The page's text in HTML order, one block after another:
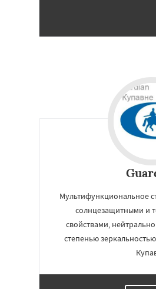
Мультифункциональное
солнцезащитными и
свойствами,
степенью